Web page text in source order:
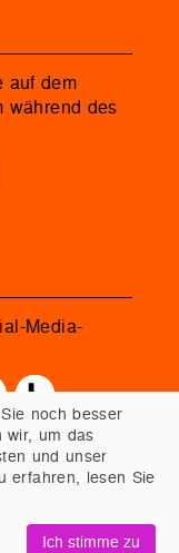
auf dem
während des
Media-
noch besser
wir, um das
und unser
erfahren, lesen Sie
Ich stimme zu